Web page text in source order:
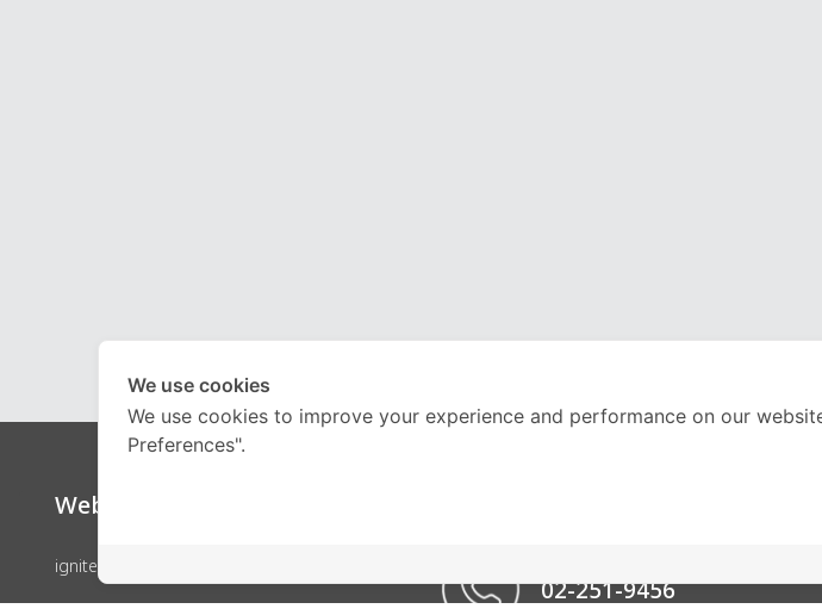
Website
ignite by OnDemand
02-251-9456
We use cookies
We use cookies to improve your experience and performance on our
Preferences".